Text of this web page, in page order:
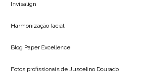
Invisalign
Harmonização facial
Blog Paper Excellence
Fotos profissionais de Juscelino Dourado